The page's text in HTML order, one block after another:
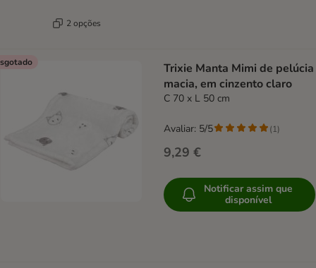
2 opções
Trixie Manta Mimi de pelúcia
macia, em cinzento claro
C 70 x L 50 cm
9,29 €
Avaliar: 5/5 (1)
Notificar assim que
disponível